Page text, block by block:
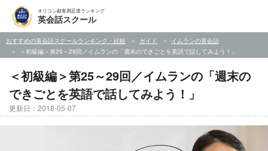
オリコン顧客満足度ランキング
英会話スクール
おすすめの英会話スクールランキング・比較 ガイド
イムランの英会話
＜初級編＞第25～29回／イムランの「週末のできごとを英語で話してみよう！」
＜初級編＞第25～29回／イムランの「週末の
できごとを英語で話してみよう！」
更新日：2018-05-07